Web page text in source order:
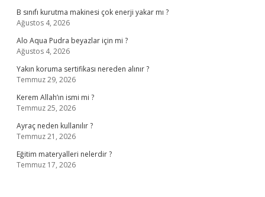
B sınıfı kurutma makinesi çok enerji yakar mı ?
Ağustos 4, 2026
Alo Aqua Pudra beyazlar için mi ?
Ağustos 4, 2026
Yakın koruma sertifikası nereden alınır ?
Temmuz 29, 2026
Kerem Allah’ın ismi mi ?
Temmuz 25, 2026
Ayraç neden kullanılır ?
Temmuz 21, 2026
Eğitim materyalleri nelerdir ?
Temmuz 17, 2026